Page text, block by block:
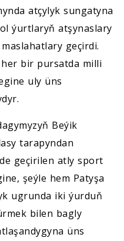
atçylyk sungatyna
ýurtlaryň atşynaslary
geçirdi.
bir pursatda milli
uly üns
Beýik
tarapyndan
geçirilen atly sport
şeýle hem Patyşa
ugrunda iki ýurduň
bilen bagly
üns